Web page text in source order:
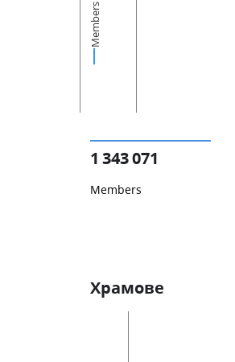
Members
1 343 071
Members
Храмове